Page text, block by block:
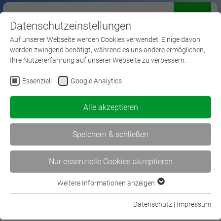
Anerkennungsverfahren
Anerkennungsverfahren für
Datenschutzeinstellungen
Auf unserer Webseite werden Cookies verwendet. Einige davon
werden zwingend benötigt, während es uns andere ermöglichen,
Ihre Nutzererfahrung auf unserer Webseite zu verbessern.
Essenziell Google Analytics
Alle akzeptieren
Speichern & schließen
Nur essenzielle Cookies akzeptieren
Essenzielle Cookies werden für grundlegende Funktionen der
Weitere Informationen anzeigen
Datenschutz | Impressum